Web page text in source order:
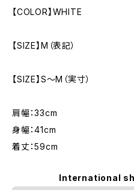
【COLOR】WHITE
【SIZE】M（表記）
【SIZE】S～M（実寸）
肩幅：33cm
身幅：41cm
着丈：59cm
International